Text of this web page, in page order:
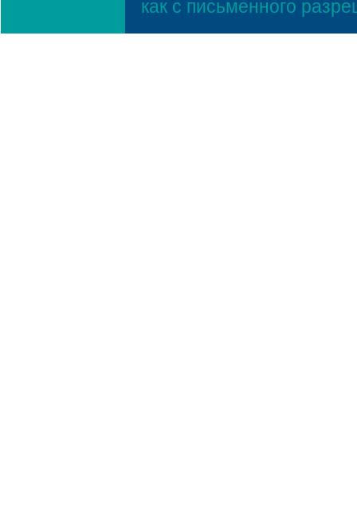
как с письменного